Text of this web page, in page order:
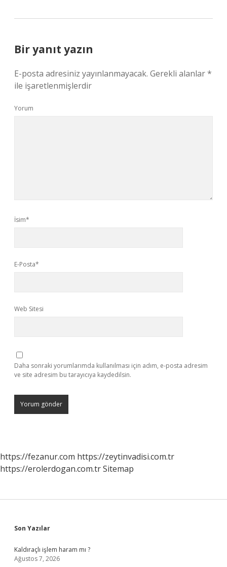
Bir yanıt yazın
E-posta adresiniz yayınlanmayacak. Gerekli alanlar*
ile işaretlenmişlerdir
Yorum
İsim*
E-Posta*
Web Sitesi
Daha sonraki yorumlarımda kullanılması için adım, e-posta adresim
ve site adresim bu tarayıcıya kaydedilsin.
https://fezanur.com https://zeytinvadisi.com.tr
https://erolerdogan.com.trSitemap
Sidebar
Son Yazılar
Kaldıraçlı işlem haram mı ?
Ağustos 7, 2026